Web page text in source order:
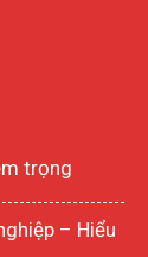
trọng
– Hiểu